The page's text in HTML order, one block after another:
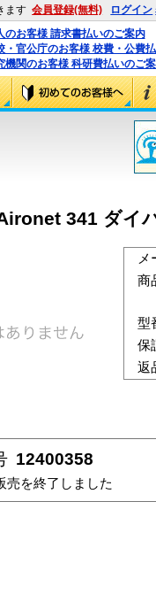
ます 会員登録(無料) ログイン
のお客様 請求書払いのご案内
・官公庁のお客様 校費・公費
機関のお客様 科研費払いのご
341 ダイ
メ
商
型
保
返
12400358
売を終了しました